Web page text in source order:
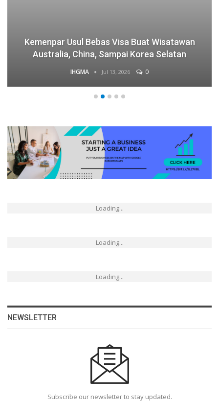
Kemenpar Usul Bebas Visa Buat Wisatawan
Australia, China, Sampai Korea Selatan
IHGMA Jul 13, 2026 0
Loading...
Loading...
Loading...
NEWSLETTER
Subscribe our newsletter to stay updated.